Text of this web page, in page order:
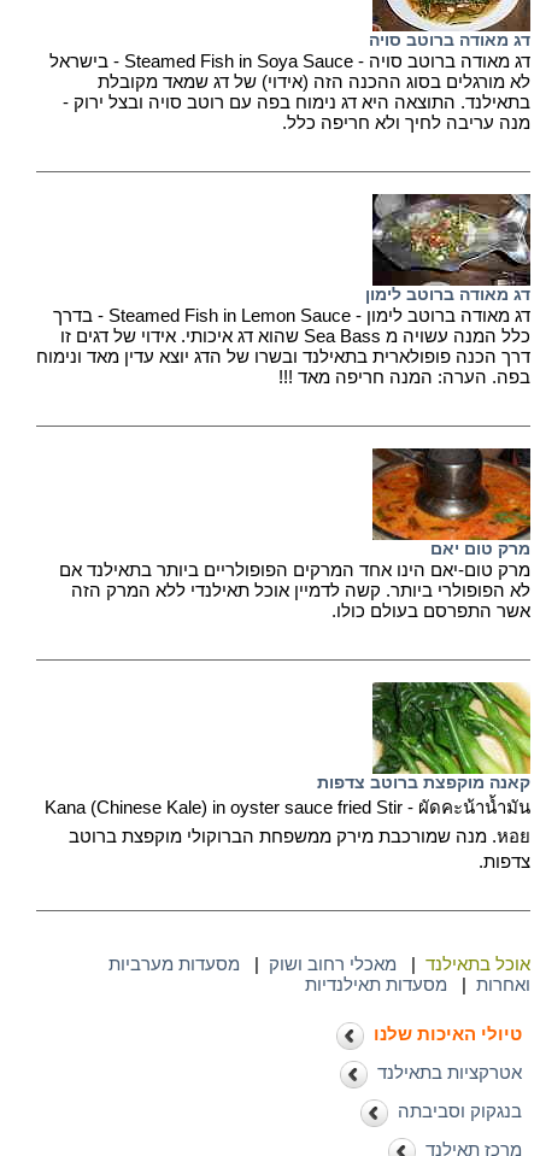
דג מאודה ברוטב סויה
דג מאודה ברוטב סויה - Steamed Fish in Soya Sauce - בישראל
לא מורגלים בסוג ההכנה הזה (אידוי) של דג שמאד מקובלת
בתאילנד. התוצאה היא דג נימוח בפה עם רוטב סויה ובצל ירוק -
מנה עריבה לחיך ולא חריפה כלל.
דג מאודה ברוטב לימון
דג מאודה ברוטב לימון - Steamed Fish in Lemon Sauce - בדרך
כלל המנה עשויה מ Sea Bass שהוא דג איכותי. אידוי של דגים זו
דרך הכנה פופולארית בתאילנד ובשרו של הדג יוצא עדין מאד ונימוח
בפה. הערה: המנה חריפה מאד !!!
מרק טום יאם
מרק טום-יאם הינו אחד המרקים הפופולריים ביותר בתאילנד אם
לא הפופולרי ביותר. קשה לדמיין אוכל תאילנדי ללא המרק הזה
אשר התפרסם בעולם כולו.
קאנה מוקפצת ברוטב צדפות
Kana (Chinese Kale) in oyster sauce fried Stir - ผัดคะน้าน้ำมัน
หอย. מנה שמורכבת מירק ממשפחת הברוקולי מוקפצת ברוטב
צדפות.
אוכל בתאילנד | מאכלי רחוב ושוק | מסעדות מערביות
ואחרות | מסעדות תאילנדיות
טיולי האיכות שלנו
אטרקציות בתאילנד
בנגקוק וסביבתה
מרכז תאילנד